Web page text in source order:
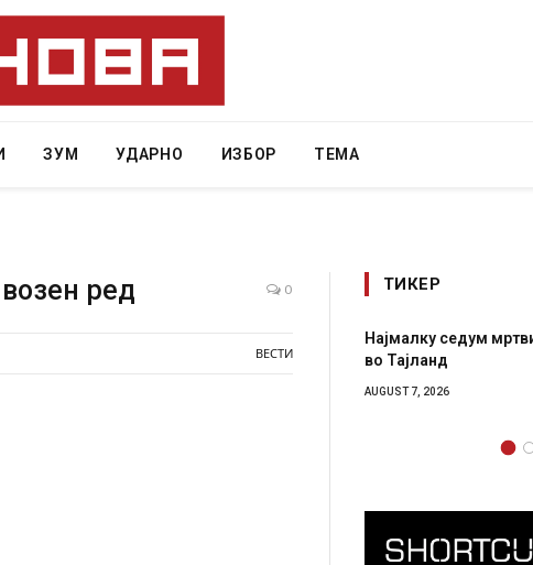
ЗУМ УДАРНО ИЗБОР ТЕМА
ред 0
ВЕСТИ
ТИКЕР
Најмалку седум мртви во нападот врз училиште